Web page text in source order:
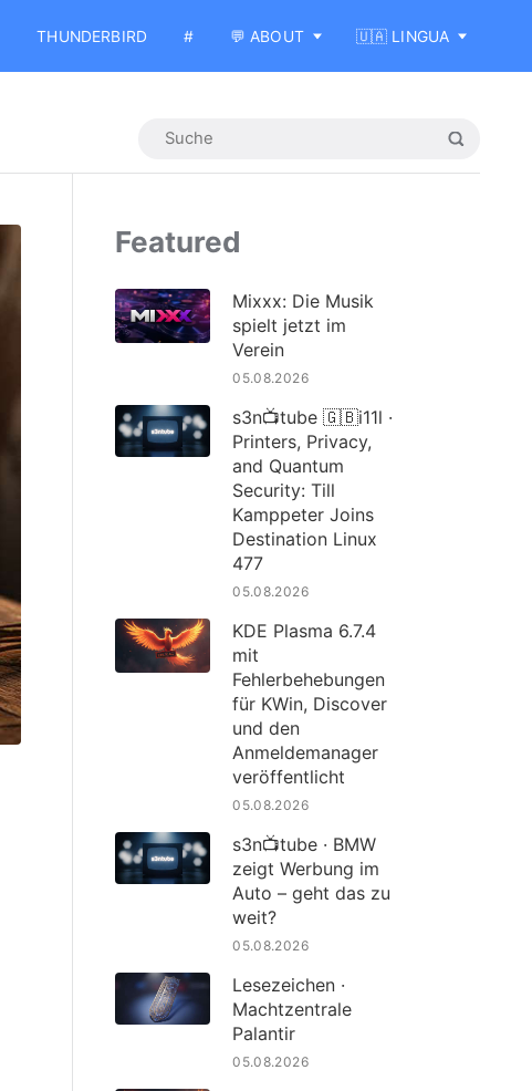
THUNDERBIRD # 💬 ABOUT 🇺🇦 LINGUA
Featured
Mixxx: Die Musik
spielt jetzt im
Verein
05.08.2026
s3n📺tube 🇬🇧i11l ·
Printers, Privacy,
and Quantum
Security: Till
Kamppeter Joins
Destination Linux
477
05.08.2026
KDE Plasma 6.7.4
mit
Fehlerbehebungen
für KWin, Discover
und den
Anmeldemanager
veröffentlicht
05.08.2026
s3n📺tube · BMW
zeigt Werbung im
Auto – geht das zu
weit?
05.08.2026
Lesezeichen ·
Machtzentrale
Palantir
05.08.2026